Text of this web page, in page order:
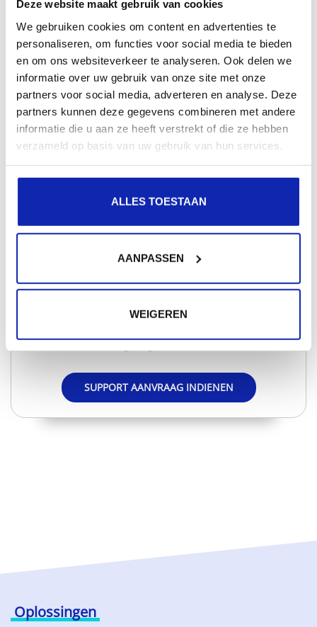
Deze website maakt gebruik van cookies
We gebruiken cookies om content en advertenties te
personaliseren, om functies voor social media te bieden
en om ons websiteverkeer te analyseren. Ook delen we
informatie over uw gebruik van onze site met onze
partners voor social media, adverteren en analyse. Deze
partners kunnen deze gegevens combineren met andere
informatie die u aan ze heeft verstrekt of die ze hebben
verzameld op basis van uw gebruik van hun services.
ALLES TOESTAAN
AANPASSEN
WEIGEREN
Hoe gebruik ik SSH?
SSH ook gekend als Secure Shell is een protocol
waarmee het mogelijk is om op een veilige manier
machines te...
Meer lezen
Extra hulp nodig?
Werden niet al uw vragen beantwoord?
graag verder!
SUPPORT AANVRAAG INDIENEN
Oplossingen